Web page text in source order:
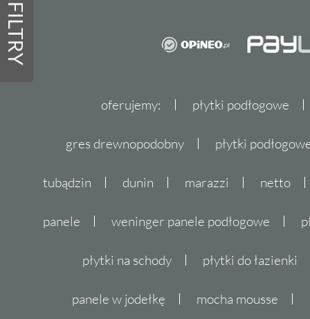
FILTRY
oferujemy: płytki podłogowe
gres drewnopodobny płytki
tubądzin dunin marazzi netto
panele weninger panele podłogowe
płytki na schody płytki do łazienki
panele w jodełkę mocha mousse